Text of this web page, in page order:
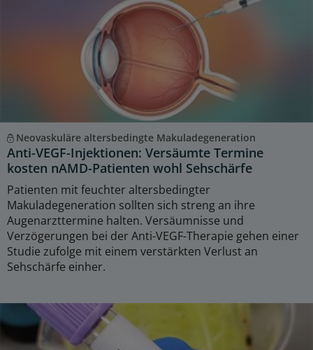
Neovaskuläre altersbedingte Makuladegeneration
Anti-VEGF-Injektionen: Versäumte Termine
kosten nAMD-Patienten wohl Sehschärfe
Patienten mit feuchter altersbedingter
Makuladegeneration sollten sich streng an ihre
Augenarzttermine halten. Versäumnisse und
Verzögerungen bei der Anti-VEGF-Therapie gehen einer
Studie zufolge mit einem verstärkten Verlust an
Sehschärfe einher.